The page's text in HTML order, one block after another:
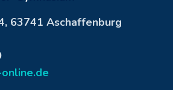
63741 Aschaffenburg